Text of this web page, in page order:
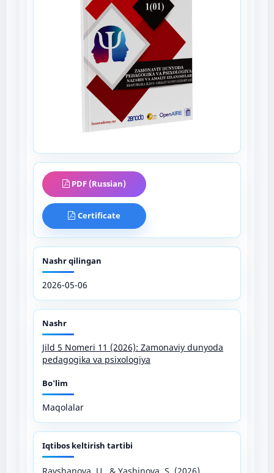
PDF (Russian)
Certificate
Nashr qilingan
2026-05-06
Nashr
Jild 5 Nomeri 11 (2026): Zamonaviy dunyoda
pedagogika va psixologiya
Bo'lim
Maqolalar
Iqtibos keltirish tartibi